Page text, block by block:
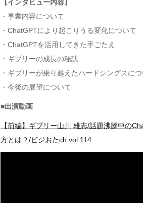
【インタビュー内容】
・事業内容について
・ChatGPTにより起こりうる変化について
・ChatGPTを活用してきた手ごたえ
・ギブリーの成長の秘訣
・ギブリーが乗り越えたハードシングスにつ
・今後の展望について
■出演動画
【前編】ギブリー山川 雄志/話題沸騰中の
方とは？/ビジおたch vol.114